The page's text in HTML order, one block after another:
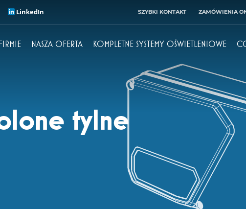
Dyrektor
Księgowość
SZYBKI KONTAKT ZAMÓWIENIA
LinkedIn
NASZA OFERTA KOMPLETNE SYSTEMY OŚWIETLENIOWE
tylne